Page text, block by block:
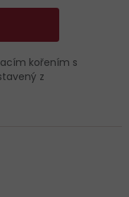
kořením s
z